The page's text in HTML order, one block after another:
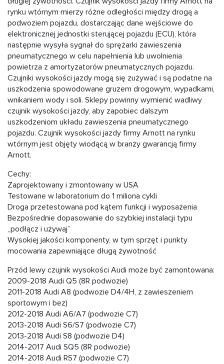
rynku wtórnym mierzy różne odległości między drogą a
podwoziem pojazdu, dostarczając dane wejściowe do
elektronicznej jednostki sterującej pojazdu (ECU), która
następnie wysyła sygnał do sprężarki zawieszenia
pneumatycznego w celu napełnienia lub uwolnienia
powietrza z amortyzatorów pneumatycznych pojazdu.
Czujniki wysokości jazdy mogą się zużywać i są podatne na
uszkodzenia spowodowane gruzem drogowym, wypadkami,
wnikaniem wody i soli. Sklepy powinny wymienić wadliwy
czujnik wysokości jazdy, aby zapobiec dalszym
uszkodzeniom układu zawieszenia pneumatycznego
pojazdu. Czujnik wysokości jazdy firmy Arnott na rynku
wtórnym jest objęty wiodącą w branży gwarancją firmy
Arnott.
Cechy:
Zaprojektowany i zmontowany w USA
Testowane w laboratorium do 1 miliona cykli
Droga przetestowana pod kątem funkcji i wyposażenia
Bezpośrednie dopasowanie do szybkiej instalacji typu
„podłącz i używaj”
Wysokiej jakości komponenty, w tym sprzęt i punkty
mocowania zapewniające długą żywotność
Przód lewy czujnik wysokości Audi może być zamontowana:
2009-2018 Audi Q5 (8R podwozie)
2011-2018 Audi A8 (podwozie D4/4H, z zawieszeniem
sportowym i bez)
2012-2018 Audi A6/A7 (podwozie C7)
2013-2018 Audi S6/S7 (podwozie C7)
2013-2018 Audi S8 (podwozie D4)
2014-2017 Audi SQ5 (8R podwozie)
2014-2018 Audi RS7 (podwozie C7)